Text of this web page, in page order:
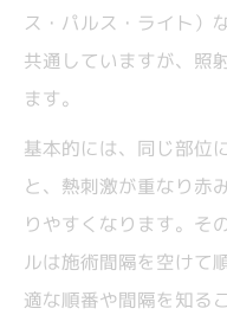
顔脱毛とフ
フォトフェ
脱毛とフォ
きる？
顔脱毛フォ
点
脱毛とフォ
ス・パルス・ライト）
共通していますが、照
ます。
基本的には、同じ部位
と、熱刺激が重なり赤
りやすくなります。そ
ルは施術間隔を空けて
適な順番や間隔を知る